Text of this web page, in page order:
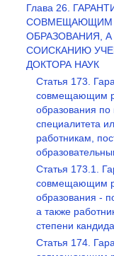
Глава 26.
СОВМЕЩАЮЩИМ
ОБРАЗОВАНИЯ,
СОИСКАНИЮ
ДОКТОРА НАУК
Статья 173.
совмещающим
образования
специалитета
работникам,
Статья 173.1.
совмещающим
образования -
а также
степени
Статья 174.